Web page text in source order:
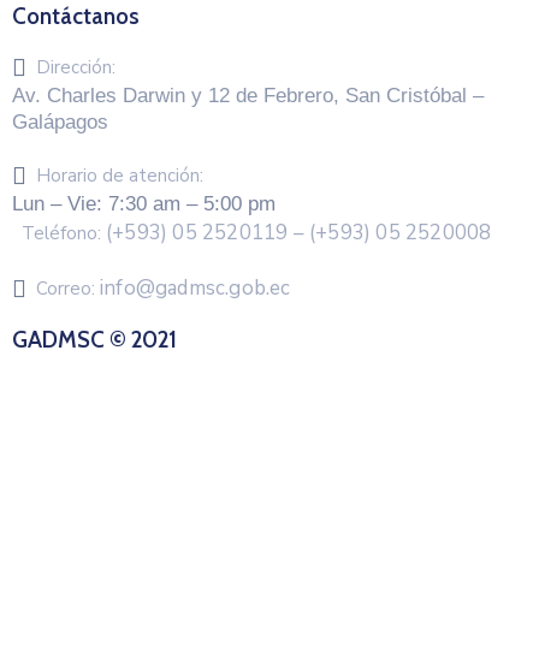
Contáctanos
Dirección:
Av. Charles Darwin y 12 de Febrero, San Cristóbal –
Galápagos
Horario de atención:
Lun – Vie: 7:30 am – 5:00 pm
Teléfono: (+593) 05 2520119 – (+593) 05 2520008
Correo: info@gadmsc.gob.ec
GADMSC © 2021